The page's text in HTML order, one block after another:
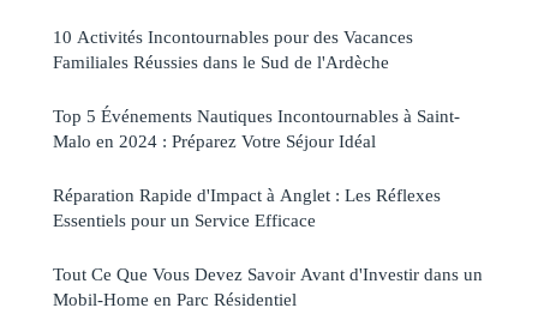
10 Activités Incontournables pour des Vacances
Familiales Réussies dans le Sud de l'Ardèche
Top 5 Événements Nautiques Incontournables à Saint-
Malo en 2024 : Préparez Votre Séjour Idéal
Réparation Rapide d'Impact à Anglet : Les Réflexes
Essentiels pour un Service Efficace
Tout Ce Que Vous Devez Savoir Avant d'Investir dans un
Mobil-Home en Parc Résidentiel